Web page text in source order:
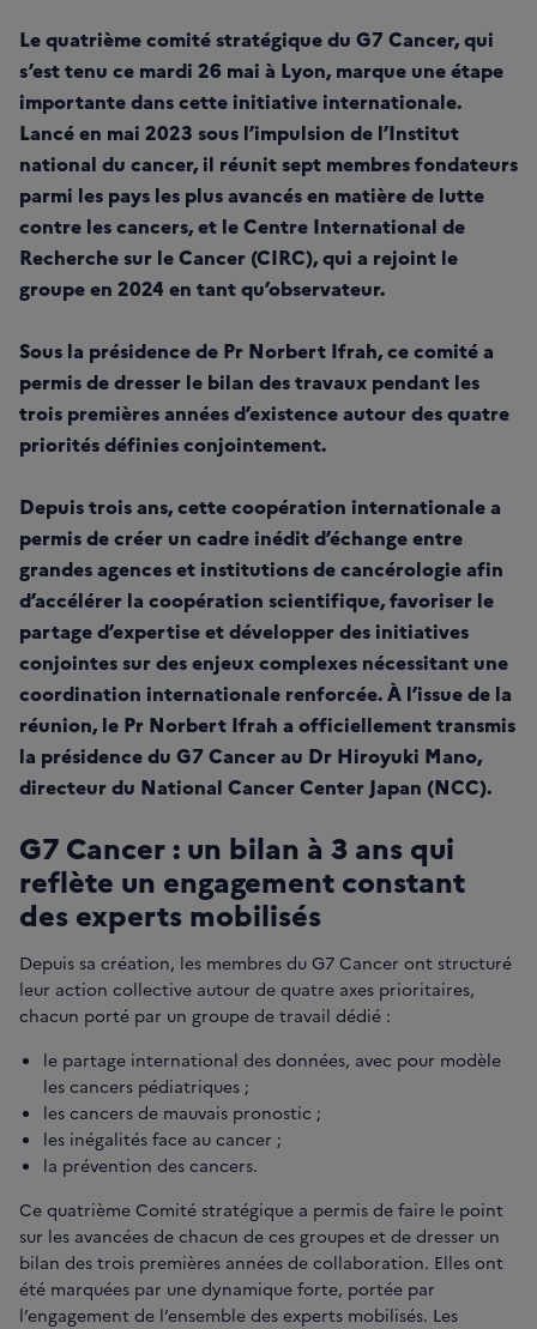
Le quatrième comité stratégique du G7 Cancer, qui
s’est tenu ce mardi 26 mai à Lyon, marque une étape
importante dans cette initiative internationale.
Lancé en mai 2023 sous l’impulsion de l’Institut
national du cancer, il réunit sept membres fondateurs
parmi les pays les plus avancés en matière de lutte
contre les cancers, et le Centre International de
Recherche sur le Cancer (CIRC), qui a rejoint le
groupe en 2024 en tant qu’observateur.
Sous la présidence de Pr Norbert Ifrah, ce comité a
permis de dresser le bilan des travaux pendant les
trois premières années d’existence autour des quatre
priorités définies conjointement.
Depuis trois ans, cette coopération internationale a
permis de créer un cadre inédit d’échange entre
grandes agences et institutions de cancérologie afin
d’accélérer la coopération scientifique, favoriser le
partage d’expertise et développer des initiatives
conjointes sur des enjeux complexes nécessitant une
coordination internationale renforcée. À l’issue de la
réunion, le Pr Norbert Ifrah a officiellement transmis
la présidence du G7 Cancer au Dr Hiroyuki Mano,
directeur du National Cancer Center Japan (NCC).
G7 Cancer : un bilan à 3 ans qui
reflète un engagement constant
des experts mobilisés
Depuis sa création, les membres du G7 Cancer ont structuré
leur action collective autour de quatre axes prioritaires,
chacun porté par un groupe de travail dédié :
le partage international des données, avec pour modèle
les cancers pédiatriques ;
les cancers de mauvais pronostic ;
les inégalités face au cancer ;
la prévention des cancers.
Ce quatrième Comité stratégique a permis de faire le point
sur les avancées de chacun de ces groupes et de dresser un
bilan des trois premières années de collaboration. Elles ont
été marquées par une dynamique forte, portée par
l’engagement de l’ensemble des experts mobilisés. Les